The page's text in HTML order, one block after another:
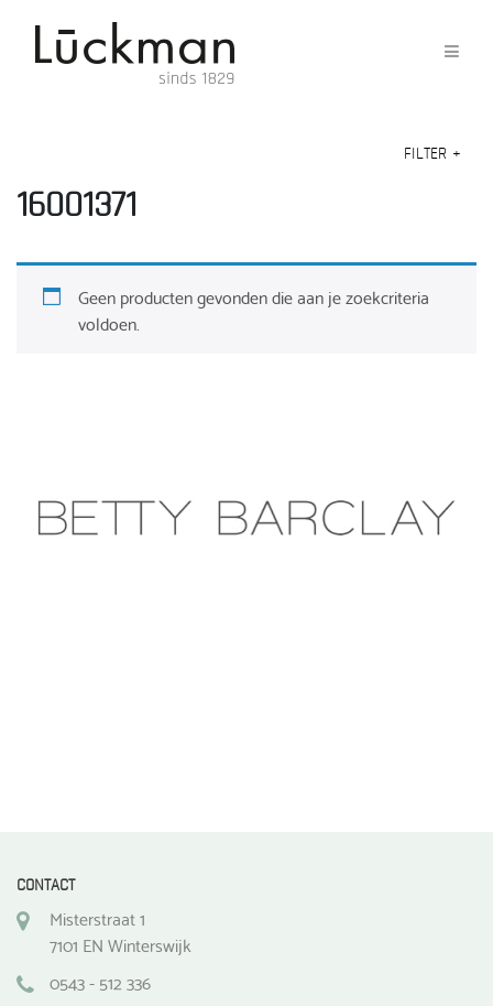
FILTER +
16001371
Geen producten gevonden die aan je zoekcriteria
voldoen.
CONTACT
Misterstraat 1
7101 EN Winterswijk
0543 - 512 336